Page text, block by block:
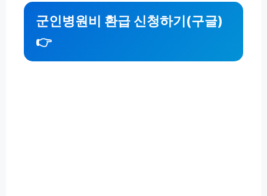
군인병원비 환급 신청하기(구글)
👉